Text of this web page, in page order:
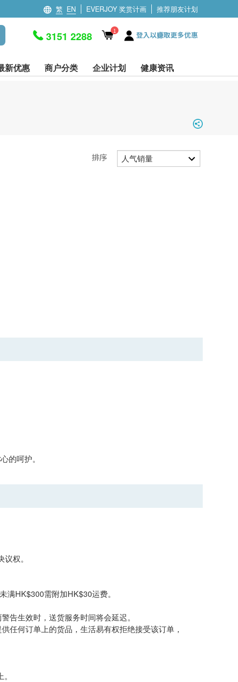
繁 EN EVERJOY 奖赏计画 推荐朋友计划
3151 2288 1 登入以赚取更多优惠
新优惠 商户分类 企业计划 健康资讯
排序
的呵护。
权。
HK$300需附加HK$30运费。
告生效时，送货服务时间将会延迟。
任何订单上的货品，生活易有权拒绝接受该订单，